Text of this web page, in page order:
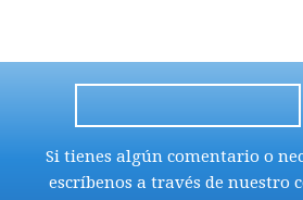
Si tienes algún comentario o
escríbenos a través de nuestro